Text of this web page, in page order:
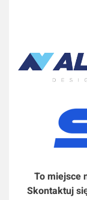
To miejsce
Skontaktuj